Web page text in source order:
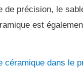
de précision, le
est
céramique dans le